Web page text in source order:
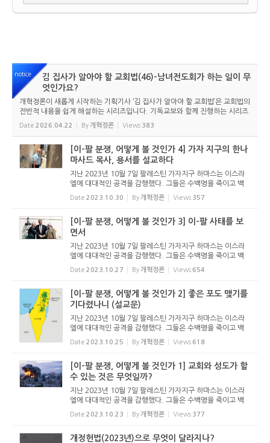
notice
김 집사가 알아야 할 교회법(46)-남녀전도회가 하는 일이 무
엇인가요?
개혁정론이 새롭게 시작하는 기획기사 ‘김 집사가 알아야 할 교회법’은 교회법의
전반적 내용을 쉽게 해설하는 시리즈입니다. 기독교보와 함께 진행하는 시리즈
로서 여기에 싣는 것은 기독교보의 허락을 받았습니다. 글 내용은 기독교보에
Date 2026.04.22 By 개혁정론 Views 383
[이-팔 분쟁, 어떻게 볼 것인가 4] 가자 지구의 한나
마사드 목사, 용서를 설교하다
지난 2023년 10월 7일 팔레스틴 가자지구 하마스는 이스라
엘에 대대적인 공격을 감행했다. 그들은 수백명을 죽이고 백
수십명을 인질로 잡아갔다. 러시아의 우크라이나 침공으로 온
세계가 전쟁통을 겪고 있는데, 중동에 새로운 전쟁이 발생할
Date 2023.10.30 By 개혁정론 Views 357
[이-팔 분쟁, 어떻게 볼 것인가 3] 이-팔 사태를 보
면서
지난 2023년 10월 7일 팔레스틴 가자지구 하마스는 이스라
엘에 대대적인 공격을 감행했다. 그들은 수백명을 죽이고 백
수십명을 인질로 잡아갔다. 러시아의 우크라이나 침공으로 온
세계가 전쟁통을 겪고 있는데, 중동에 새로운 전쟁이 발생할
Date 2023.10.27 By 개혁정론 Views 654
[이-팔 분쟁, 어떻게 볼 것인가 2] 좋은 포도 맺기를
기다렸나니 (설교문)
지난 2023년 10월 7일 팔레스틴 가자지구 하마스는 이스라
엘에 대대적인 공격을 감행했다. 그들은 수백명을 죽이고 백
수십명을 인질로 잡아갔다. 러시아의 우크라이나 침공으로 온
세계가 전쟁통을 겪고 있는데, 중동에 새로운 전쟁이 발생할
Date 2023.10.25 By 개혁정론 Views 618
[이-팔 분쟁, 어떻게 볼 것인가 1] 교회와 성도가 할
수 있는 것은 무엇일까?
지난 2023년 10월 7일 팔레스틴 가자지구 하마스는 이스라
엘에 대대적인 공격을 감행했다. 그들은 수백명을 죽이고 백
수십명을 인질로 잡아갔다. 러시아의 우크라이나 침공으로 온
세계가 전쟁통을 겪고 있는데, 중동에 새로운 전쟁이 발생할
Date 2023.10.23 By 개혁정론 Views 377
개정헌법(2023년)으로 무엇이 달라지나?